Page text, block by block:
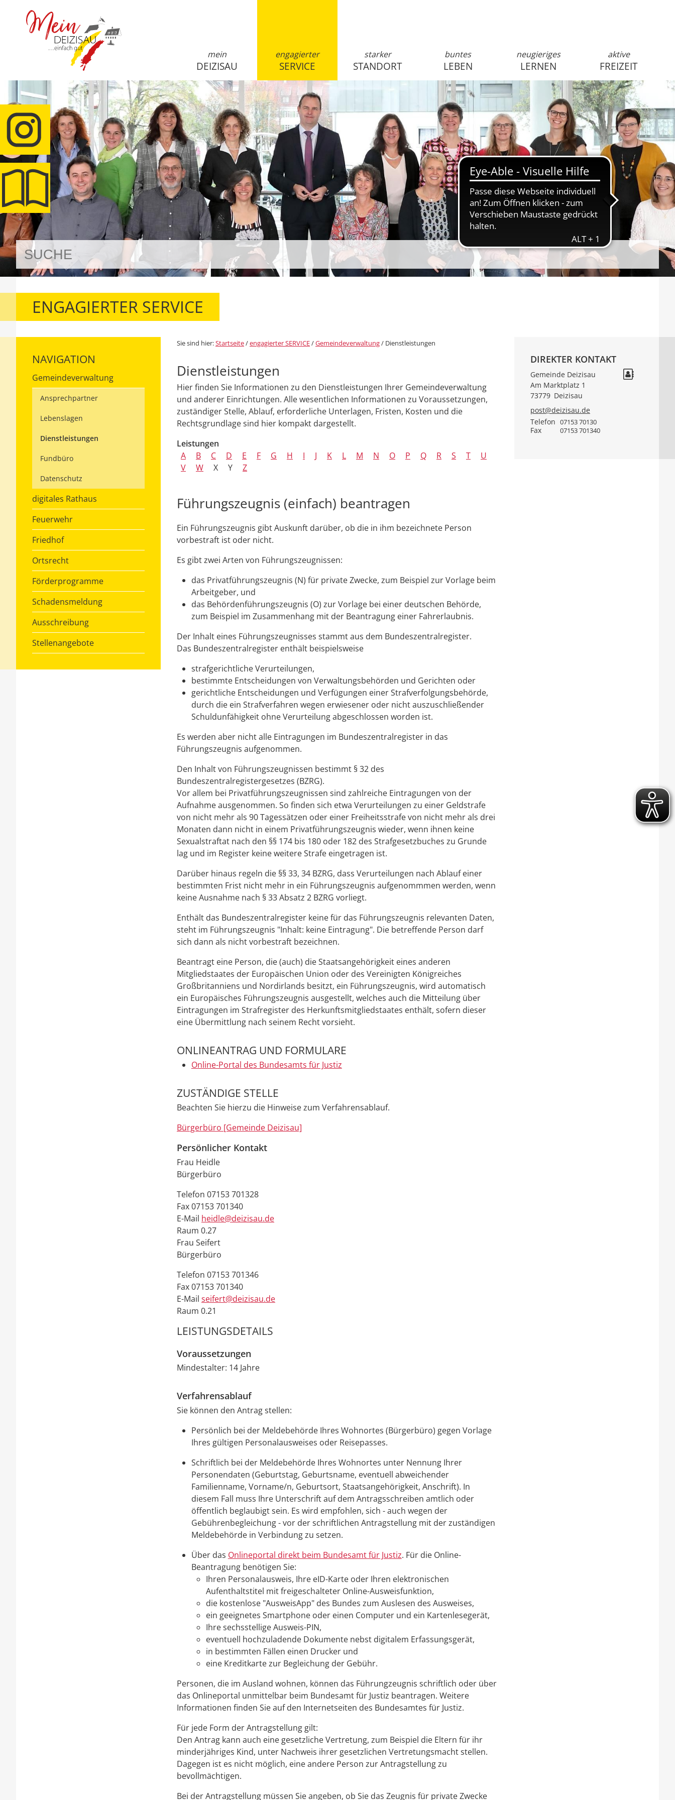
anmelden
mein
DEIZISAU
engagierter
SERVICE
starker
STANDORT
buntes
LEBEN
neugieriges
LERNEN
aktive
FREIZEIT
ENGAGIERTER SERVICE
NAVIGATION
Gemeindeverwaltung
Ansprechpartner
Lebenslagen
Dienstleistungen
Fundbüro
Datenschutz
digitales Rathaus
Feuerwehr
Friedhof
Ortsrecht
Förderprogramme
Schadensmeldung
Ausschreibung
Stellenangebote
Sie sind hier:Startseite/engagierter SERVICE/Gemeindeverwaltung/ Dienstleistungen
Dienstleistungen
Hier finden Sie Informationen zu den Dienstleistungen Ihrer Gemeindeverwaltung
und anderer Einrichtungen. Alle wesentlichen Informationen zu Voraussetzungen,
zuständiger Stelle, Ablauf, erforderliche Unterlagen, Fristen, Kosten und die
Rechtsgrundlage sind hier kompakt dargestellt.
Leistungen
A
B C D E F G H I J K L M N O P Q R S T
U
V
W X Y Z
Führungszeugnis (einfach) beantragen
Ein Führungszeugnis gibt Auskunft darüber, ob die in ihm bezeichnete Person
vorbestraft ist oder nicht.
Es gibt zwei Arten von Führungszeugnissen:
das Privatführungszeugnis (N) für private Zwecke, zum Beispiel zur Vorlage beim
Arbeitgeber, und
das Behördenführungszeugnis (O) zur Vorlage bei einer deutschen Behörde,
zum Beispiel im Zusammenhang mit der Beantragung einer Fahrerlaubnis.
Der Inhalt eines Führungszeugnisses stammt aus dem Bundeszentralregister.
Das Bundeszentralregister enthält beispielsweise
strafgerichtliche Verurteilungen,
bestimmte Entscheidungen von Verwaltungsbehörden und Gerichten oder
gerichtliche Entscheidungen und Verfügungen einer Strafverfolgungsbehörde,
durch die ein Strafverfahren wegen erwiesener oder nicht auszuschließender
Schuldunfähigkeit ohne Verurteilung abgeschlossen worden ist.
Es werden aber nicht alle Eintragungen im Bundeszentralregister in das
Führungszeugnis aufgenommen.
Den Inhalt von Führungszeugnissen bestimmt § 32 des
Bundeszentralregistergesetzes (BZRG).
Vor allem bei Privatführungszeugnissen sind zahlreiche Eintragungen von der
Aufnahme ausgenommen. So finden sich etwa Verurteilungen zu einer Geldstrafe
von nicht mehr als 90 Tagessätzen oder einer Freiheitsstrafe von nicht mehr als drei
Monaten dann nicht in einem Privatführungszeugnis wieder, wenn ihnen keine
Sexualstraftat nach den §§ 174 bis 180 oder 182 des Strafgesetzbuches zu Grunde
lag und im Register keine weitere Strafe eingetragen ist.
Darüber hinaus regeln die §§ 33, 34 BZRG, dass Verurteilungen nach Ablauf einer
bestimmten Frist nicht mehr in ein Führungszeugnis aufgenommmen werden, wenn
keine Ausnahme nach § 33 Absatz 2 BZRG vorliegt.
Enthält das Bundeszentralregister keine für das Führungszeugnis relevanten Daten,
steht im Führungszeugnis "Inhalt: keine Eintragung". Die betreffende Person darf
sich dann als nicht vorbestraft bezeichnen.
Beantragt eine Person, die (auch) die Staatsangehörigkeit eines anderen
Mitgliedstaates der Europäischen Union oder des Vereinigten Königreiches
Großbritanniens und Nordirlands besitzt, ein Führungszeugnis, wird automatisch
ein Europäisches Führungszeugnis ausgestellt, welches auch die Mitteilung über
Eintragungen im Strafregister des Herkunftsmitgliedstaates enthält, sofern dieser
eine Übermittlung nach seinem Recht vorsieht.
ONLINEANTRAG UND FORMULARE
Online-Portal des Bundesamts für Justiz
ZUSTÄNDIGE STELLE
Beachten Sie hierzu die Hinweise zum Verfahrensablauf.
Bürgerbüro [Gemeinde Deizisau]
Persönlicher Kontakt
Frau Heidle
Bürgerbüro
Telefon 07153 701328
Fax07153 701340
E-Mail heidle@deizisau.de
Raum 0.27
Frau Seifert
Bürgerbüro
Telefon 07153 701346
Fax07153 701340
E-Mail seifert@deizisau.de
Raum 0.21
LEISTUNGSDETAILS
Voraussetzungen
Mindestalter: 14 Jahre
Verfahrensablauf
Sie können den Antrag stellen:
Persönlich bei der Meldebehörde Ihres Wohnortes (Bürgerbüro) gegen Vorlage
Ihres gültigen Personalausweises oder Reisepasses.
Schriftlich bei der Meldebehörde Ihres Wohnortes unter Nennung Ihrer
Personendaten (Geburtstag, Geburtsname, eventuell abweichender
Familienname, Vorname/n, Geburtsort, Staatsangehörigkeit, Anschrift). In
diesem Fall muss Ihre Unterschrift auf dem Antragsschreiben amtlich oder
öffentlich beglaubigt sein. Es wird empfohlen, sich - auch wegen der
Gebührenbegleichung - vor der schriftlichen Antragstellung mit der zuständigen
Meldebehörde in Verbindung zu setzen.
Über das Onlineportal direkt beim Bundesamt für Justiz. Für die Online-
Beantragung benötigen Sie:
Ihren Personalausweis, Ihre eID-Karte oderIhren elektronischen
Aufenthaltstitel mit freigeschalteter Online-Ausweisfunktion,
die kostenlose "AusweisApp" des Bundes zum Auslesen des Ausweises,
ein geeignetes Smartphone oder einen Computer und ein Kartenlesegerät,
Ihre sechsstellige Ausweis-PIN,
eventuell hochzuladende Dokumente nebst digitalem Erfassungsgerät,
in bestimmten Fällen einen Drucker und
eine Kreditkarte zur Begleichung der Gebühr.
Personen, die im Ausland wohnen, können das Führungzeugnis schriftlich oder über
das Onlineportal unmittelbar beim Bundesamt für Justiz beantragen. Weitere
Informationen finden Sie aufden Internetseiten des Bundesamtes für Justiz.
Für jede Form der Antragstellung gilt:
Den Antrag kann auch eine gesetzliche Vertretung, zum Beispiel die Eltern für ihr
minderjähriges Kind, unter Nachweis ihrer gesetzlichen Vertretungsmacht stellen.
Dagegen ist es nicht möglich, eine andere Person zur Antragstellung zu
bevollmächtigen.
Bei der Antragstellung müssen Sie angeben, ob Sie das Zeugnis für private Zwecke
DIREKTER KONTAKT
Gemeinde Deizisau
Am Marktplatz 1
73779 Deizisau
post@deizisau.de
Telefon 07153 70130
Fax 07153 701340